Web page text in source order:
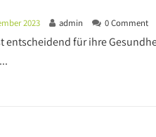
2023 admin 0 Comment
entscheidend für ihre